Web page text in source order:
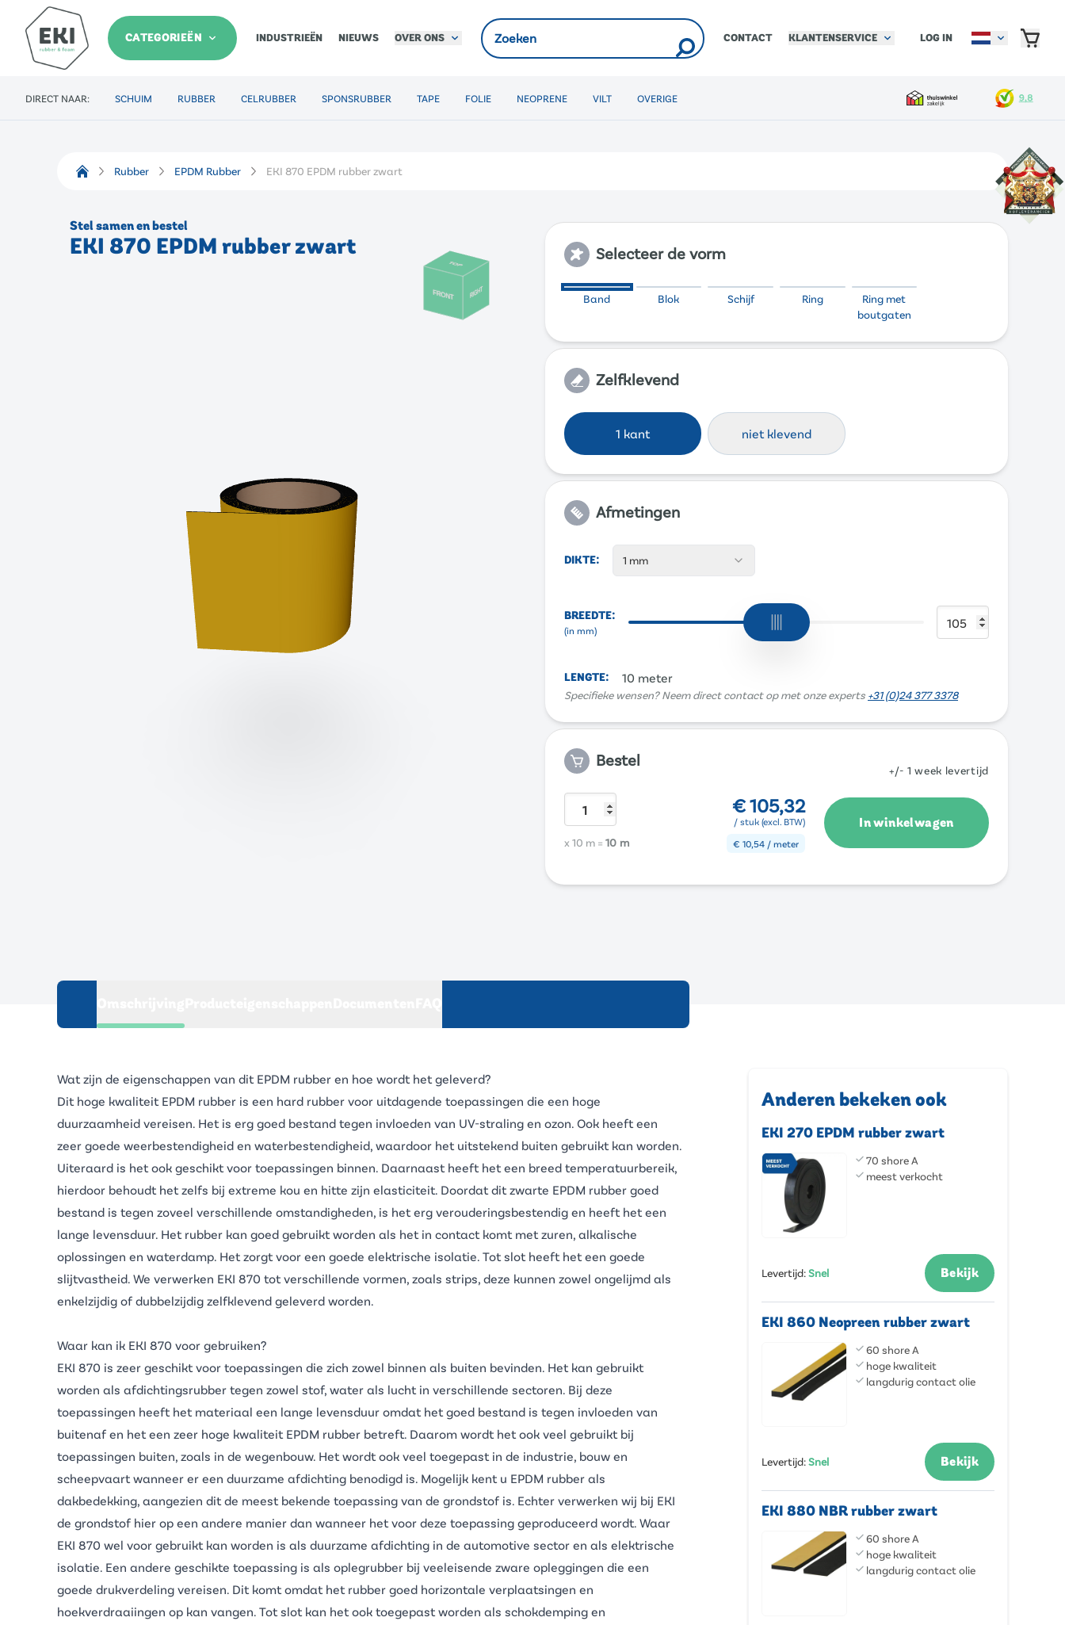
CATEGORIEËN INDUSTRIEËN NIEUWS OVER ONS CONTACT KLANTENSERVICE LOG IN
DIRECT NAAR: SCHUIM RUBBER CELRUBBER SPONSRUBBER TAPE FOLIE NEOPRENE VILT OVERIGE
Rubber EPDM Rubber EKI 870 EPDM rubber zwart
Stel samen en bestel
EKI 870 EPDM rubber zwart Selecteer de vorm
Band Blok Schijf Ring
Ring met
boutgaten
Zelfklevend
1 kant niet klevend
Afmetingen
DIKTE: 1 mm
BREEDTE:
(in mm)
LENGTE: 10 meter
Specifieke wensen? Neem direct contact op met onze experts +31 (0)24 377 3378
Bestel
+/- 1 week levertijd
x 10 m = 10 m
€105,32
/ stuk (excl. BTW)
€ 10,54 / meter
In winkelwagen
Wat zijn de eigenschappen van dit EPDM rubber en hoe wordt het geleverd?
Dit hoge kwaliteit EPDM rubber is een hard rubber voor uitdagende toepassingen die een hoge
duurzaamheid vereisen. Het is erg goed bestand tegen invloeden van UV-straling en ozon. Ook heeft een
zeer goede weerbestendigheid en waterbestendigheid, waardoor het uitstekend buiten gebruikt kan worden.
Uiteraard is het ook geschikt voor toepassingen binnen. Daarnaast heeft het een breed temperatuurbereik,
hierdoor behoudt het zelfs bij extreme kou en hitte zijn elasticiteit. Doordat dit zwarte EPDM rubber goed
bestand is tegen zoveel verschillende omstandigheden, is het erg verouderingsbestendig en heeft het een
lange levensduur. Het rubber kan goed gebruikt worden als het in contact komt met zuren, alkalische
oplossingen en waterdamp. Het zorgt voor een goede elektrische isolatie. Tot slot heeft het een goede
slijtvastheid. We verwerken EKI 870 tot verschillende vormen, zoals strips, deze kunnen zowel ongelijmd als
enkelzijdig of dubbelzijdig zelfklevend geleverd worden.
Waar kan ik EKI 870 voor gebruiken?
EKI 870 is zeer geschikt voor toepassingen die zich zowel binnen als buiten bevinden. Het kan gebruikt
worden als afdichtingsrubber tegen zowel stof, water als lucht in verschillende sectoren. Bij deze
toepassingen heeft het materiaal een lange levensduur omdat het goed bestand is tegen invloeden van
buitenaf en het een zeer hoge kwaliteit EPDM rubber betreft. Daarom wordt het ook veel gebruikt bij
toepassingen buiten, zoals in de wegenbouw. Het wordt ook veel toegepast in de industrie, bouw en
scheepvaart wanneer er een duurzame afdichting benodigd is. Mogelijk kent u EPDM rubber als
dakbedekking, aangezien dit de meest bekende toepassing van de grondstof is. Echter verwerken wij bij EKI
de grondstof hier op een andere manier dan wanneer het voor deze toepassing geproduceerd wordt. Waar
EKI 870 wel voor gebruikt kan worden is als duurzame afdichting in de automotive sector en als elektrische
isolatie. Een andere geschikte toepassing is als oplegrubber bij veeleisende zware opleggingen die een
goede drukverdeling vereisen. Dit komt omdat het rubber goed horizontale verplaatsingen en
hoekverdraaiingen op kan vangen. Tot slot kan het ook toegepast worden als schokdemping en
Anderen bekeken ook
EKI 270 EPDM rubber zwart
70 shore A
meest verkocht
Levertijd:Snel Bekijk
EKI 860 Neopreen rubber zwart
60 shore A
hoge kwaliteit
langdurig contact olie
Levertijd:Snel Bekijk
EKI 880 NBR rubber zwart
60 shore A
hoge kwaliteit
langdurig contact olie